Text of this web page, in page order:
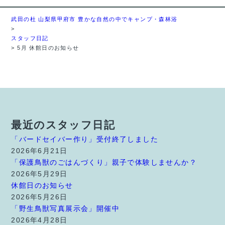
武田の杜 山梨県甲府市 豊かな自然の中でキャンプ・森林浴
>
スタッフ日記
>5月 休館日のお知らせ
最近のスタッフ日記
「バードセイバー作り」受付終了しました
2026年6月21日
「保護鳥獣のごはんづくり」親子で体験しませんか？
2026年5月29日
休館日のお知らせ
2026年5月26日
「野生鳥獣写真展示会」開催中
2026年4月28日